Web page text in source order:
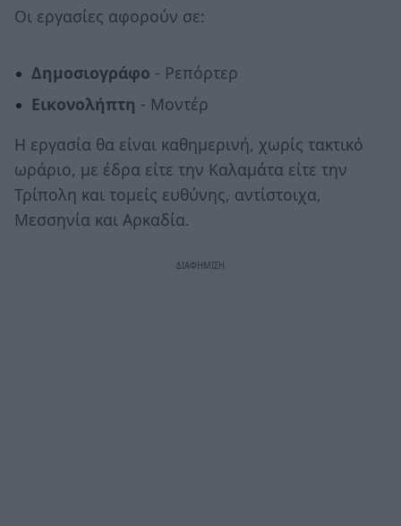
Οι εργασίες αφορούν σε:
Δημοσιογράφο - Ρεπόρτερ
Εικονολήπτη - Μοντέρ
Η εργασία θα είναι καθημερινή, χωρίς τακτικό
ωράριο, με έδρα είτε την Καλαμάτα είτε την
Τρίπολη και τομείς ευθύνης, αντίστοιχα,
Μεσσηνία και Αρκαδία.